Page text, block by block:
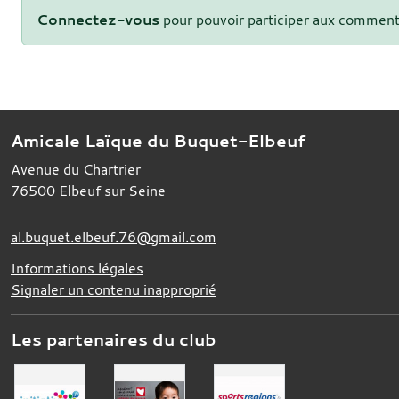
Connectez-vous pour pouvoir participer aux
Amicale Laïque du Buquet-Elbeuf
Avenue du Chartrier
76500 Elbeuf sur Seine
al.buquet.elbeuf.76@gmail.com
Informations légales
Signaler un contenu inapproprié
Les partenaires du club